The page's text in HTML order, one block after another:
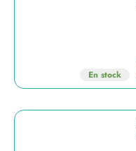
En stock